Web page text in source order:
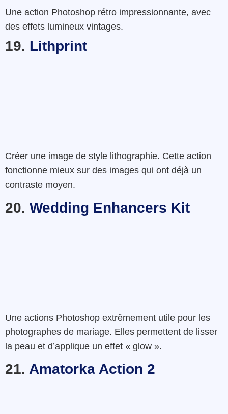
Une action Photoshop rétro impressionnante, avec
des effets lumineux vintages.
19. Lithprint
Créer une image de style lithographie. Cette action
fonctionne mieux sur des images qui ont déjà un
contraste moyen.
20. Wedding Enhancers Kit
Une actions Photoshop extrêmement utile pour les
photographes de mariage. Elles permettent de lisser
la peau et d’applique un effet « glow ».
21. Amatorka Action 2